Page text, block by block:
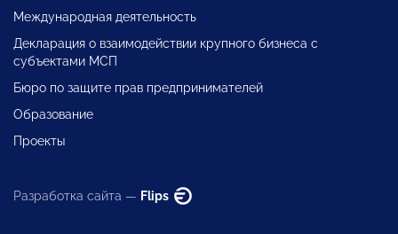
Международная деятельность
Декларация о взаимодействии крупного бизнеса с
субъектами МСП
Бюро по защите прав предпринимателей
Образование
Проекты
Разработка сайта — Flips